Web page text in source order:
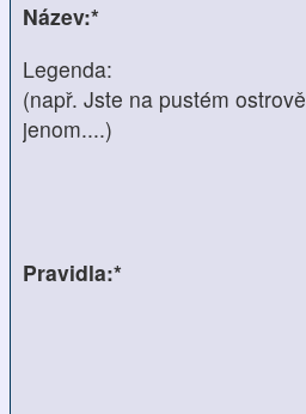
Název:*
Legenda:
(např. Jste na pustém
jenom....)
Pravidla:*